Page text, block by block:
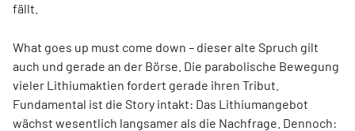
fällt.
What goes up must come down – dieser alte Spruch gilt
auch und gerade an der Börse. Die parabolische Bewegung
vieler Lithiumaktien fordert gerade ihren Tribut.
Fundamental ist die Story intakt: Das Lithiumangebot
wächst wesentlich langsamer als die Nachfrage. Dennoch: